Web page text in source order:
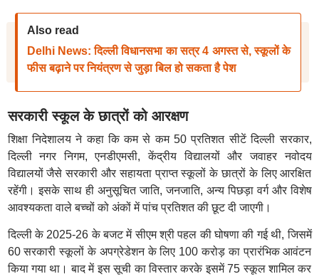
Also read
Delhi News: दिल्ली विधानसभा का सत्र 4 अगस्त से, स्कूलों के
फीस बढ़ाने पर नियंत्रण से जुड़ा बिल हो सकता है पेश
सरकारी स्कूल के छात्रों को आरक्षण
शिक्षा निदेशालय ने कहा कि कम से कम 50 प्रतिशत सीटें दिल्ली सरकार,
दिल्ली नगर निगम, एनडीएमसी, केंद्रीय विद्यालयों और जवाहर नवोदय
विद्यालयों जैसे सरकारी और सहायता प्राप्त स्कूलों के छात्रों के लिए आरक्षित
रहेंगी। इसके साथ ही अनुसूचित जाति, जनजाति, अन्य पिछड़ा वर्ग और विशेष
आवश्यकता वाले बच्चों को अंकों में पांच प्रतिशत की छूट दी जाएगी।
दिल्ली के 2025-26 के बजट में सीएम श्री पहल की घोषणा की गई थी, जिसमें
60 सरकारी स्कूलों के अपग्रेडेशन के लिए 100 करोड़ का प्रारंभिक आवंटन
किया गया था। बाद में इस सूची का विस्तार करके इसमें 75 स्कूल शामिल कर